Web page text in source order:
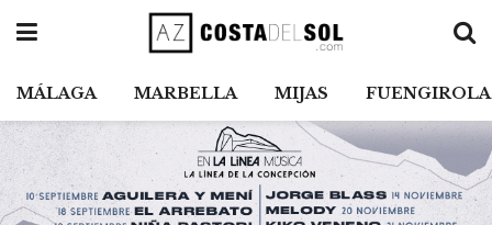
MÁLAGA MARBELLA MIJAS FUENGIROLA